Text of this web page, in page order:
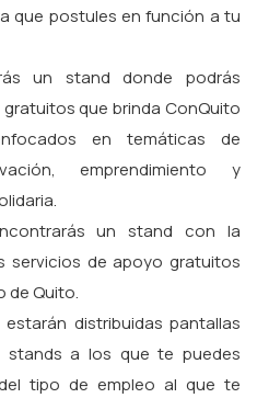
que postules en función a tu
un stand donde podrás
que brinda ConQuito
en temáticas de
emprendimiento y
un stand con la
servicios de apoyo gratuitos
de Quito.
distribuidas pantallas
a los que te puedes
tipo de empleo al que te